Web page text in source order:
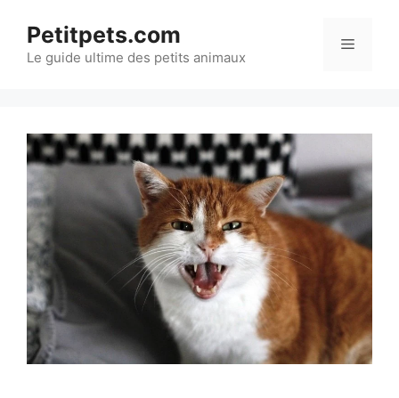
contenu
Petitpets.com
Le guide ultime des petits animaux
Menu